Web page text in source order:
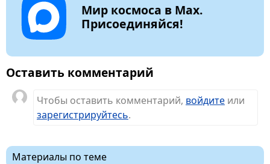
Мир космоса в Max.
Присоединяйся!
Оставить комментарий
Чтобы оставить комментарий, войдите или
зарегистрируйтесь.
Материалы по теме